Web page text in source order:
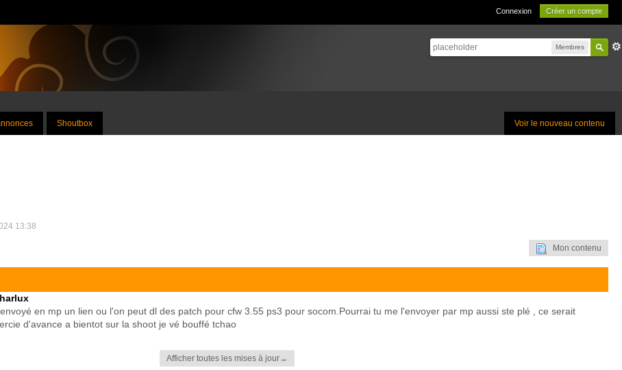
Connexion Créer un compte
Membres
Voir le nouveau contenu
Shoutbox
13:38
Mon contenu
harlux
en mp un lien ou l'on peut dl des patch pour cfw 3.55 ps3 pour socom.Pourrai tu me l'envoyer par mp aussi ste plé , ce serait
d'avance a bientot sur la shoot je vé bouffé tchao
Afficher toutes les mises à jour→